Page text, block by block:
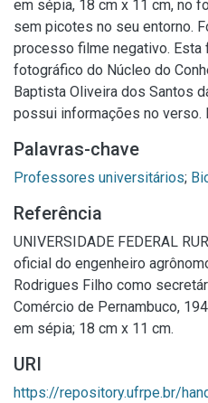
em sépia, 18 cm x 11 cm, no
sem picotes no seu entorno.
processo filme negativo. Esta
fotográfico do Núcleo do
Baptista Oliveira dos Santos
possui informações no verso.
Palavras-chave
Professores universitários;
Referência
UNIVERSIDADE FEDERAL
oficial do engenheiro
Rodrigues Filho como
Comércio de Pernambuco,
em sépia; 18 cm x 11 cm.
URI
https://repository.ufrpe.br/